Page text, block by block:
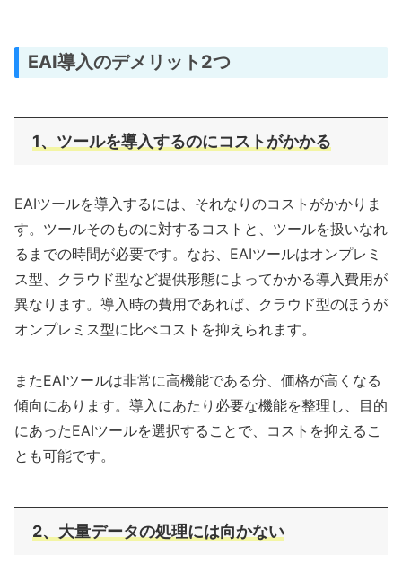
EAI導入のデメリット2つ
1、ツールを導入するのにコストがかかる
EAIツールを導入するには、それなりのコストがかかりま
す。ツールそのものに対するコストと、ツールを扱いなれ
るまでの時間が必要です。なお、EAIツールはオンプレミ
ス型、クラウド型など提供形態によってかかる導入費用が
異なります。導入時の費用であれば、クラウド型のほうが
オンプレミス型に比べコストを抑えられます。
またEAIツールは非常に高機能である分、価格が高くなる
傾向にあります。導入にあたり必要な機能を整理し、目的
にあったEAIツールを選択することで、コストを抑えるこ
とも可能です。
2、大量データの処理には向かない